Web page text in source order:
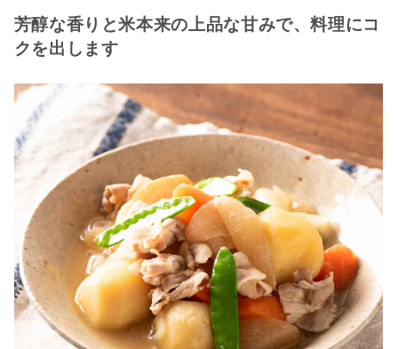
芳醇な香りと米本来の上品な甘みで、料理にコ
クを出します